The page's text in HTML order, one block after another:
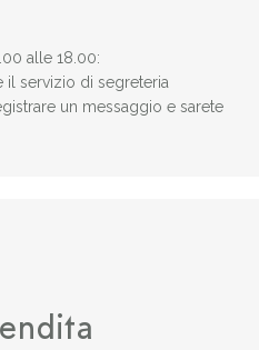
alle 18.00:
il servizio di segreteria
un messaggio e sarete